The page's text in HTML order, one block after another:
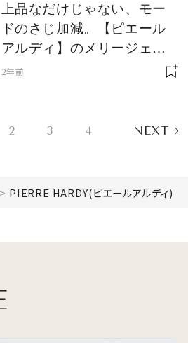
上品なだけじゃない、モー
ドのさじ加減。【ピエール
アルディ】のメリージェー
ン vol.751
2年前
2 3 4 NEXT
PIERRE HARDY(ピエールアルディ)